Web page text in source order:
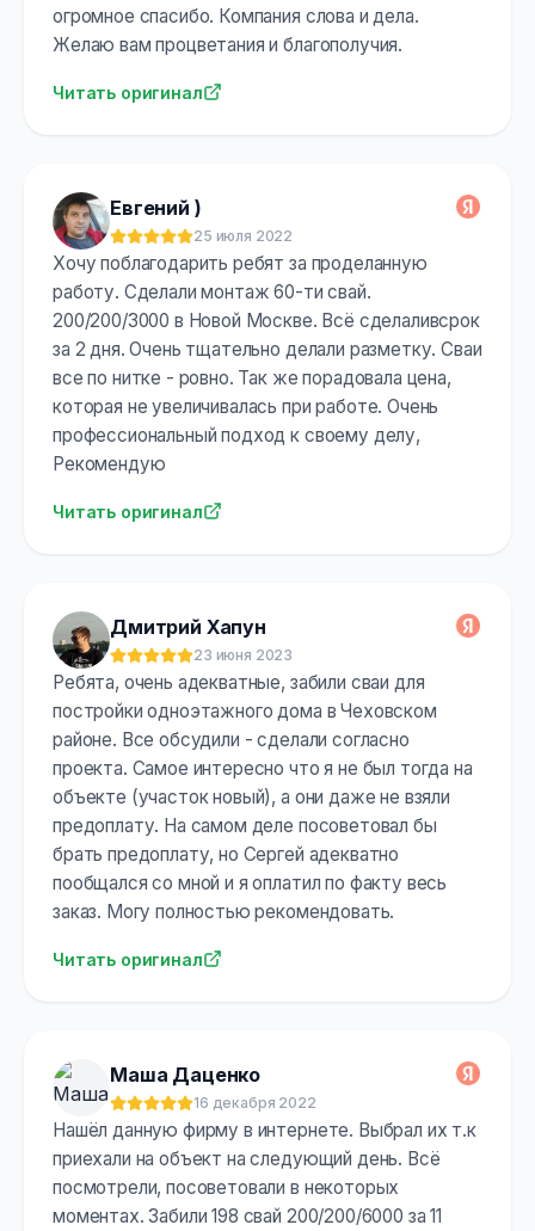
огромное спасибо. Компания слова и дела.
Желаю вам процветания и благополучия.
Читать оригинал
Евгений )
Оценка:5из 525 июля 2022
Хочу поблагодарить ребят за проделанную
работу. Сделали монтаж 60-ти свай.
200/200/3000 в Новой Москве. Всё сделаливсрок
за 2 дня. Очень тщательно делали разметку. Сваи
все по нитке - ровно. Так же порадовала цена,
которая не увеличивалась при работе. Очень
профессиональный подход к своему делу,
Рекомендую
Читать оригинал
Дмитрий Хапун
Оценка:5из 523 июня 2023
Ребята, очень адекватные, забили сваи для
постройки одноэтажного дома в Чеховском
районе. Все обсудили - сделали согласно
проекта. Самое интересно что я не был тогда на
объекте (участок новый), а они даже не взяли
предоплату. На самом деле посоветовал бы
брать предоплату, но Сергей адекватно
пообщался со мной и я оплатил по факту весь
заказ. Могу полностью рекомендовать.
Читать оригинал
Маша Даценко
Оценка:5из 516 декабря 2022
Нашёл данную фирму в интернете. Выбрал их т.к
приехали на объект на следующий день. Всё
посмотрели, посоветовали в некоторых
моментах. Забили 198 свай 200/200/6000 за 11